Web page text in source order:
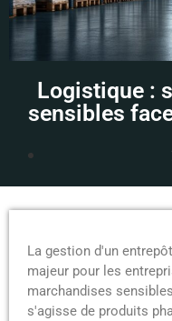
Logistique :
sensibles
La gestion d'un
majeur pour les
marchandises
s'agisse de produits